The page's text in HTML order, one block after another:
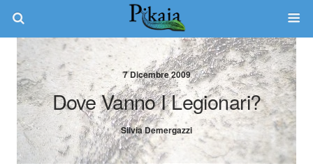
7 Dicembre 2009
Dove Vanno I Legionari?
Silvia Demergazzi